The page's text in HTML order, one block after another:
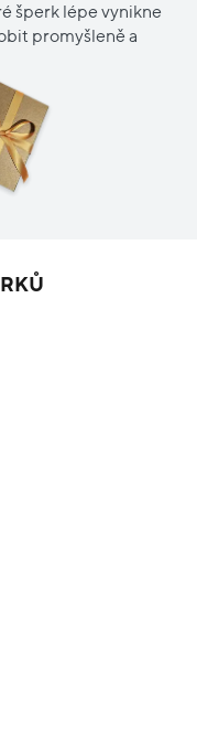
šperk lépe vynikne
promyšleně a